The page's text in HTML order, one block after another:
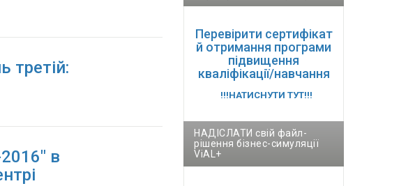
третій:
2016" в
Перевірити сертифікат
й отримання програми
підвищення
кваліфікації/навчання
!!!НАТИСНУТИ ТУТ!!!
НАДІСЛАТИ свій файл-
рішення бізнес-симуляції
ViAL+